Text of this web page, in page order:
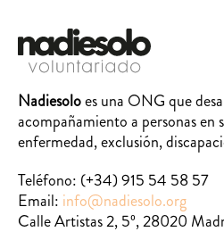
Nadiesoloes una ONG que
acompañamiento a personas en
enfermedad, exclusión,
Teléfono: (+34) 915 54 58 57
Email: info@nadiesolo.org
Calle Artistas 2, 5º, 28020